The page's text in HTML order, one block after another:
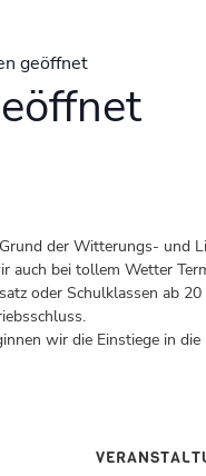
geöffnet
der Witterungs- und
bei tollem Wetter
oder Schulklassen ab
wir die Einstiege in